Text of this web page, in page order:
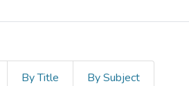
By Title By Subject